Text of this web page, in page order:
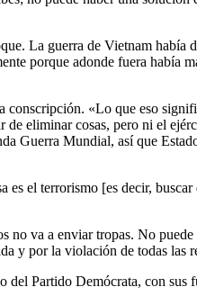
La guerra de Vietnam había
porque adonde fuera había
«Lo que eso
de eliminar cosas, pero ni el
Guerra Mundial, así que
es el terrorismo [es decir,
no va a enviar tropas. No
y por la violación de todas las
Partido Demócrata, con sus